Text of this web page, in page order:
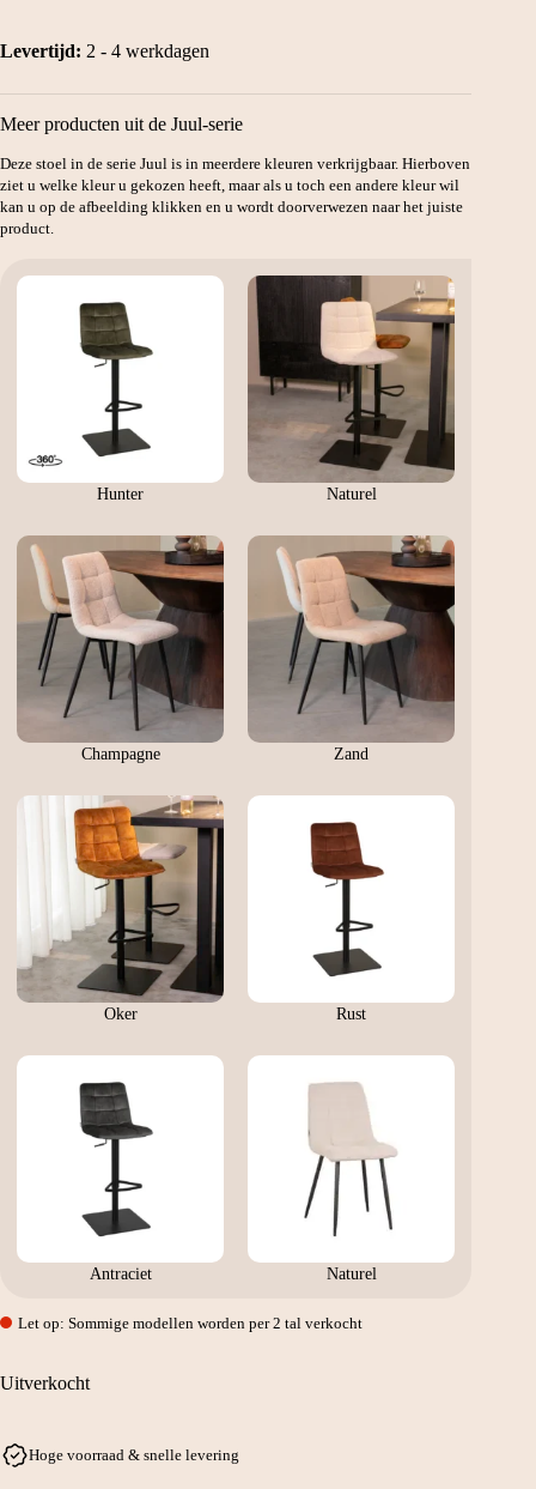
Levertijd: 2 - 4 werkdagen
Meer producten uit de Juul-serie
Deze stoel in de serie Juul is in meerdere kleuren verkrijgbaar. Hierboven
ziet u welke kleur u gekozen heeft, maar als u toch een andere kleur wil
kan u op de afbeelding klikken en u wordt doorverwezen naar het juiste
product.
Hunter Naturel
Champagne Zand
Oker Rust
Antraciet Naturel
Let op: Sommige modellen worden per 2 tal verkocht
Uitverkocht
Hoge voorraad & snelle levering